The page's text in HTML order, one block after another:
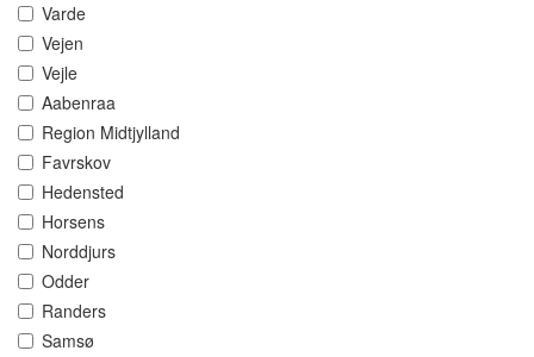
Varde
Vejen
Vejle
Aabenraa
Region Midtjylland
Favrskov
Hedensted
Horsens
Norddjurs
Odder
Randers
Samsø